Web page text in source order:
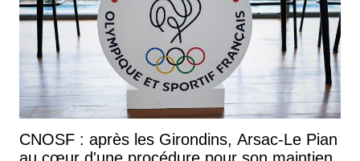
CNOSF : après les Girondins, Arsac-Le Pian